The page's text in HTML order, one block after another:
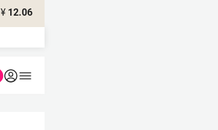
¥ 12.06